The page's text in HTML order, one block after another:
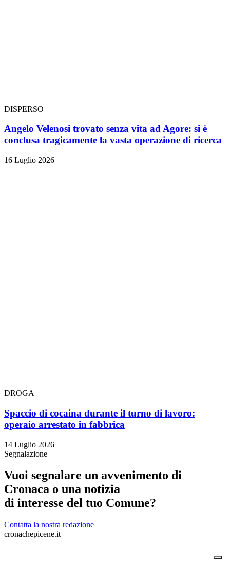
DISPERSO
Angelo Velenosi trovato senza vita ad Agore: si è
conclusa tragicamente la vasta operazione di ricerca
16 Luglio 2026
DROGA
Spaccio di cocaina durante il turno di lavoro:
operaio arrestato in fabbrica
14 Luglio 2026
Segnalazione
Vuoi segnalare un avvenimento di
Cronaca o una notizia
di interesse del tuo Comune?
Contatta la nostra redazione
cronachepicene.it